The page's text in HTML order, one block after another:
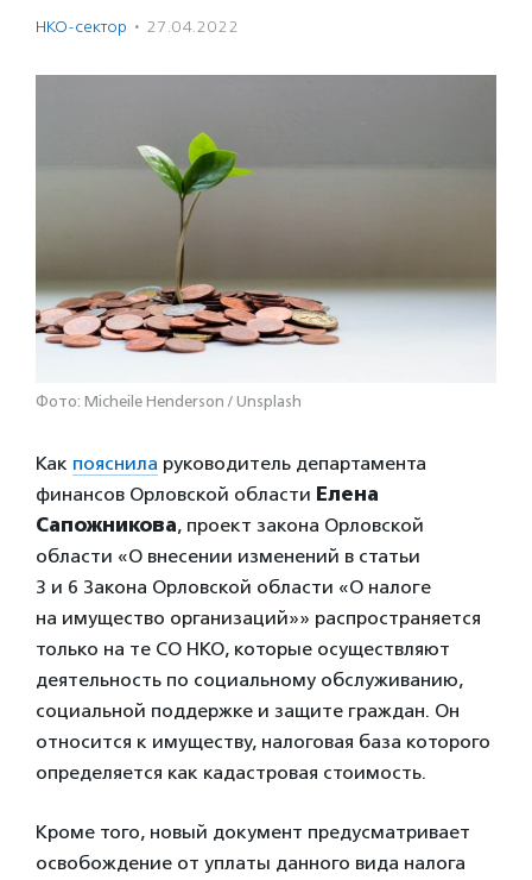
НКО-сектор · 27.04.2022
Фото: Micheile Henderson / Unsplash
Как пояснила руководитель департамента
финансов Орловской области Елена
Сапожникова, проект закона Орловской
области «О внесении изменений в статьи
3 и 6 Закона Орловской области «О налоге
на имущество организаций»» распространяется
только на те СО НКО, которые осуществляют
деятельность по социальному обслуживанию,
социальной поддержке и защите граждан. Он
относится к имуществу, налоговая база которого
определяется как кадастровая стоимость.
Кроме того, новый документ предусматривает
освобождение от уплаты данного вида налога